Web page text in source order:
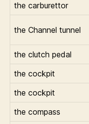
the carburettor
the Channel tunnel
the clutch pedal
the cockpit
the cockpit
the compass